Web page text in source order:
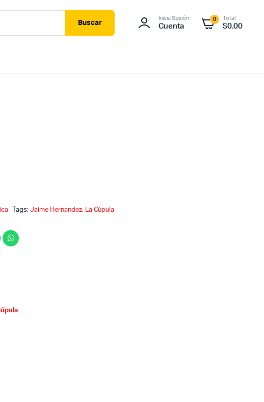
Buscar
Inicia Sesión
Cuenta
0 Total
$0.00
Tags:Jaime Hernandez, La Cúpula